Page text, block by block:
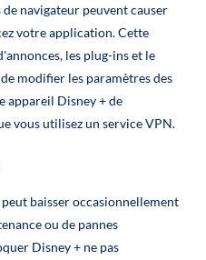
navigateur peuvent causer
votre application. Cette
les plug-ins et le
modifier les paramètres des
appareil Disney + de
vous utilisez un service VPN.
baisser occasionnellement
ou de pannes
Disney + ne pas